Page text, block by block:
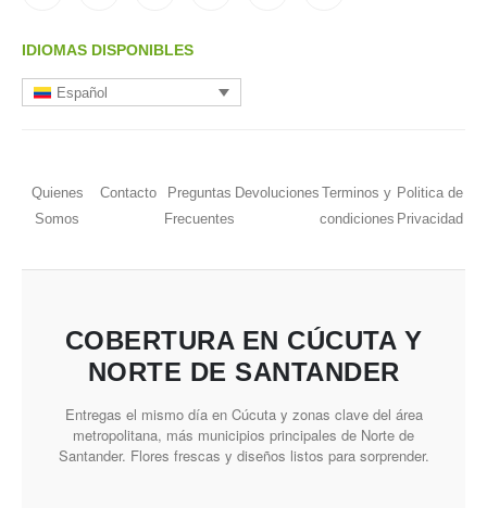
IDIOMAS DISPONIBLES
Español
Quienes
Somos
Contacto
Preguntas
Frecuentes
Devoluciones Terminos y
condiciones
Politica de
Privacidad
COBERTURA EN CÚCUTA Y
NORTE DE SANTANDER
Entregas el mismo día en Cúcuta y zonas clave del área
metropolitana, más municipios principales de Norte de
Santander. Flores frescas y diseños listos para sorprender.